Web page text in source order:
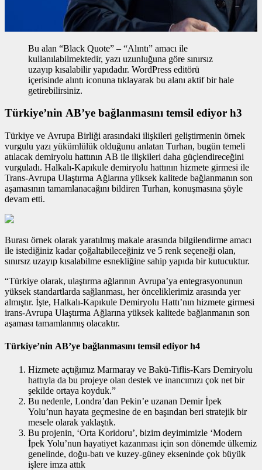
Bu alan “Black Quote” – “Alıntı” amacı ile
kullanılabilmektedir, yazı uzunluğuna göre sınırsız
uzayıp kısalabilir yapıdadır. WordPress editörü
içerisinde alıntı iconuna tıklayarak bu alanı aktif bir hale
getirebilirsiniz.
Türkiye’nin AB’ye bağlanmasını temsil ediyor h3
Türkiye ve Avrupa Birliği arasındaki ilişkileri geliştirmenin örnek
vurgulu yazı yükümlülük olduğunu anlatan Turhan, bugün temeli
atılacak demiryolu hattının AB ile ilişkileri daha güçlendireceğini
vurguladı. Halkalı-Kapıkule demiryolu hattının hizmete girmesi ile
Trans-Avrupa Ulaştırma Ağlarına yüksek kalitede bağlanmanın son
aşamasının tamamlanacağını bildiren Turhan, konuşmasına şöyle
devam etti.
Burası örnek olarak yaratılmış makale arasında bilgilendirme amacı
ile istediğiniz kadar çoğaltabileceğiniz ve 5 renk seçeneği olan,
sınırsız uzayıp kısalabilme esnekliğine sahip yapıda bir kutucuktur.
“Türkiye olarak, ulaştırma ağlarının Avrupa’ya entegrasyonunun
yüksek standartlarda sağlanması, her önceliklerimiz arasında yer
almıştır. İşte, Halkalı-Kapıkule Demiryolu Hattı’nın hizmete girmesi
irans-Avrupa Ulaştırma Ağlarına yüksek kalitede bağlanmanın son
aşaması tamamlanmış olacaktır.
Türkiye’nin AB’ye bağlanmasını temsil ediyor h4
Hizmete açtığımız Marmaray ve Bakü-Tiflis-Kars Demiryolu
hattıyla da bu projeye olan destek ve inancımızı çok net bir
şekilde ortaya koyduk.”
Bu nedenle, Londra’dan Pekin’e uzanan Demir İpek
Yolu’nun hayata geçmesine de en başından beri stratejik bir
mesele olarak yaklaştık.
Bu projenin, ‘Orta Koridoru’, bizim deyimimizle ‘Modern
İpek Yolu’nun hayatiyet kazanması için son dönemde ülkemiz
genelinde, doğu-batı ve kuzey-güney ekseninde çok büyük
işlere imza attık